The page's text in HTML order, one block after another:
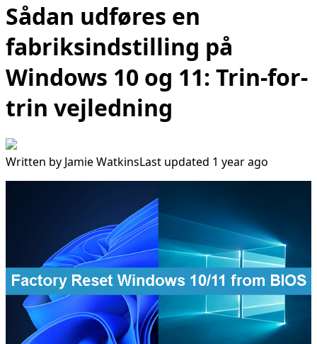
Sådan udføres en
fabriksindstilling på
Windows 10 og 11: Trin-for-
trin vejledning
Written by Jamie WatkinsLast updated 1 year ago